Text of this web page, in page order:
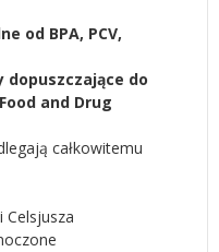
od BPA, PCV,
dopuszczające do
and Drug
całkowitemu
Celsjusza